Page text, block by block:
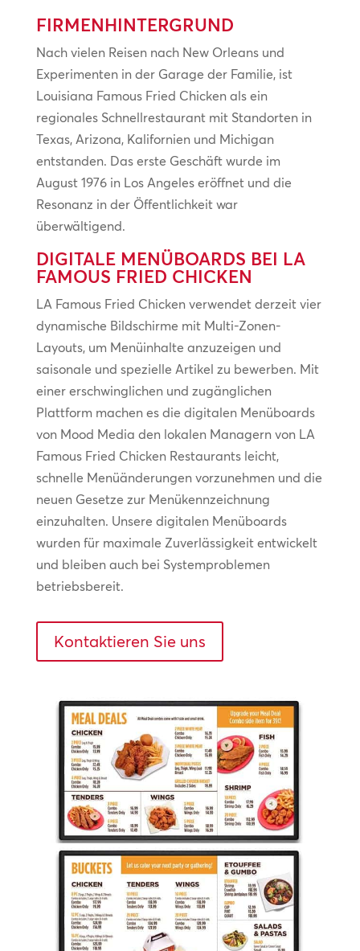
FIRMENHINTERGRUND
Nach vielen Reisen nach New Orleans und
Experimenten in der Garage der Familie, ist
Louisiana Famous Fried Chicken als ein
regionales Schnellrestaurant mit Standorten in
Texas, Arizona, Kalifornien und Michigan
entstanden. Das erste Geschäft wurde im
August 1976 in Los Angeles eröffnet und die
Resonanz in der Öffentlichkeit war
überwältigend.
DIGITALE MENÜBOARDS BEI LA
FAMOUS FRIED CHICKEN
LA Famous Fried Chicken verwendet derzeit vier
dynamische Bildschirme mit Multi-Zonen-
Layouts, um Menüinhalte anzuzeigen und
saisonale und spezielle Artikel zu bewerben. Mit
einer erschwinglichen und zugänglichen
Plattform machen es die digitalen Menüboards
von Mood Media den lokalen Managern von LA
Famous Fried Chicken Restaurants leicht,
schnelle Menüänderungen vorzunehmen und die
neuen Gesetze zur Menükennzeichnung
einzuhalten. Unsere digitalen Menüboards
wurden für maximale Zuverlässigkeit entwickelt
und bleiben auch bei Systemproblemen
betriebsbereit.
Kontaktieren Sie uns